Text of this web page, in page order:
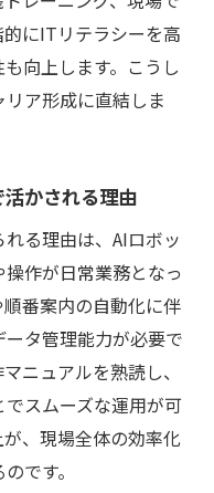
にITリテラシーを高
向上します。こうし
ア形成に直結しま
かされる理由
る理由は、AIロボッ
作が日常業務となっ
番案内の自動化に伴
タ管理能力が必要で
ニュアルを熟読し、
スムーズな運用が可
、現場全体の効率化
です。